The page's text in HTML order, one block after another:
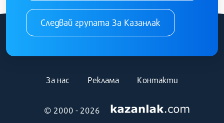
Следвай групата За Казанлак
© 2000 - 2026
За нас Реклама Контакти